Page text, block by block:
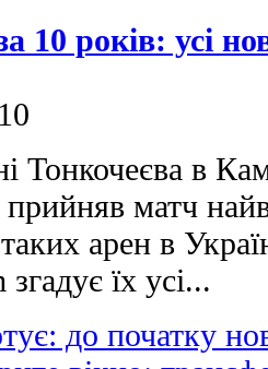
10 років: усі
Тонкочеєва в
прийняв матч
арен в
їх усі...
до початку